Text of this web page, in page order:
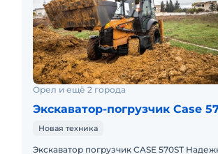
Орел и ещё 2 города
Экскаватор-погрузчик Case
Новая техника
Экскаватор погрузчик CASE 570ST